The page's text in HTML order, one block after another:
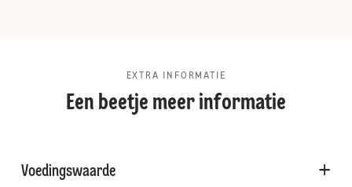
EXTRA INFORMATIE
Een beetje meer informatie
Voedingswaarde